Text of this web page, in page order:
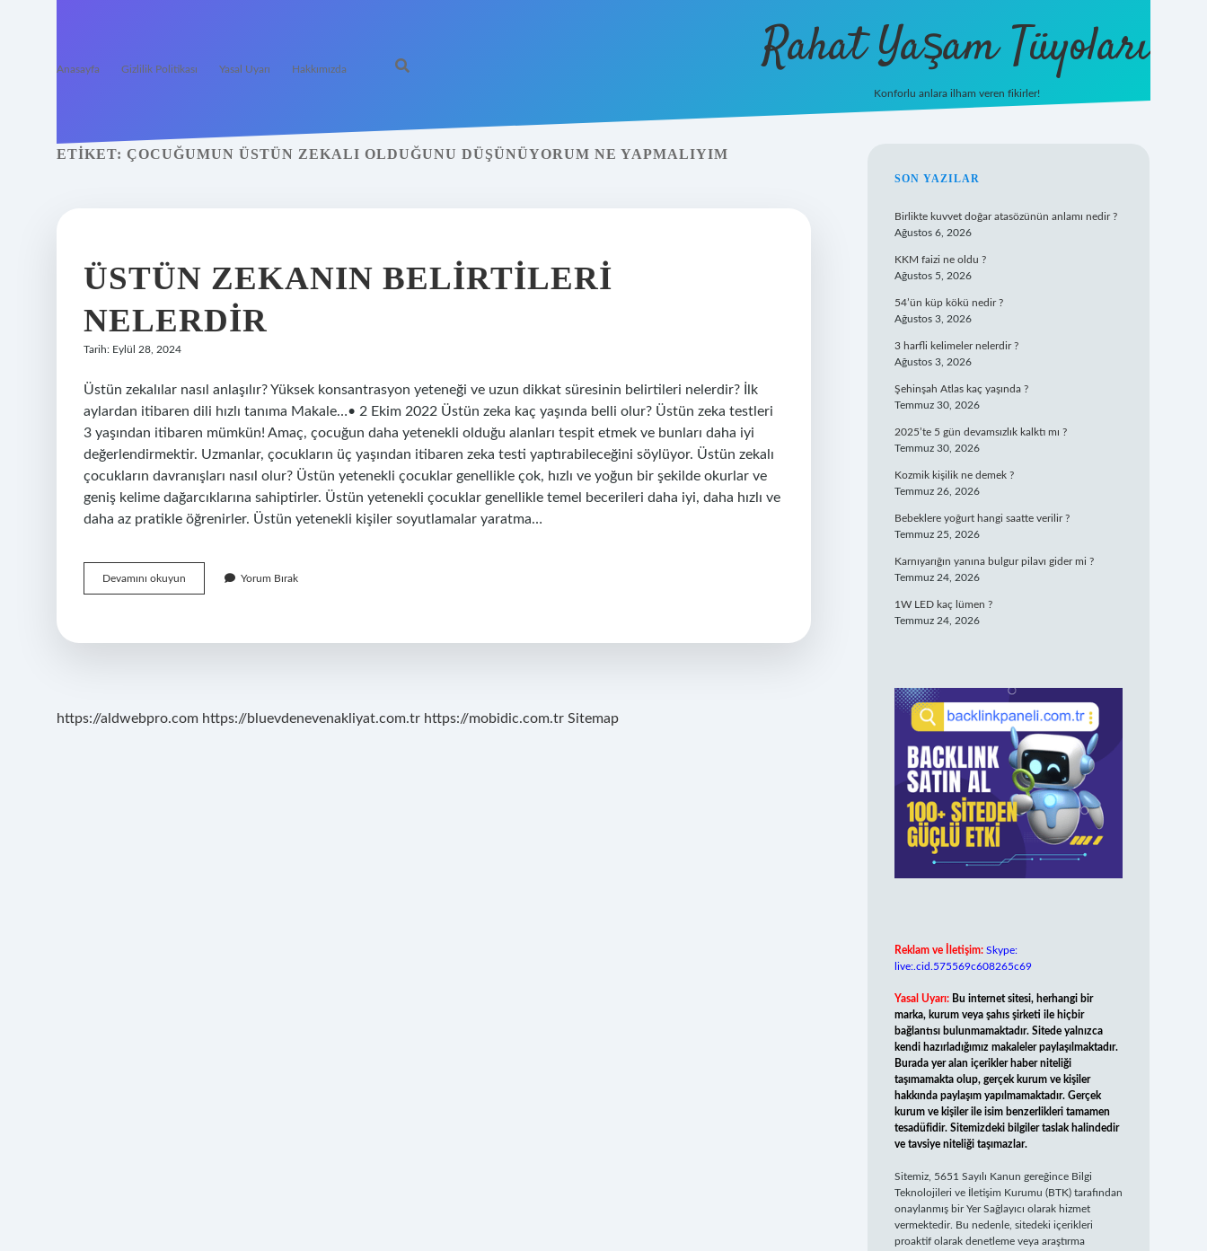
Anasayfa Gizlilik Politikası Yasal Uyarı Hakkımızda Rahat Yaşam Tüyoları
Konforlu anlara ilham veren fikirler!
ETIKET: ÇOCUĞUMUN ÜSTÜN ZEKALI OLDUĞUNU DÜŞÜNÜYORUM NE YAPMALIYIM
ÜSTÜN ZEKANIN BELIRTILERI
NELERDIR
Tarih: Eylül 28, 2024
Üstün zekalılar nasıl anlaşılır? Yüksek konsantrasyon yeteneği ve uzun dikkat süresinin belirtileri nelerdir? İlk
aylardan itibaren dili hızlı tanıma Makale…• 2 Ekim 2022 Üstün zeka kaç yaşında belli olur? Üstün zeka testleri
3 yaşından itibaren mümkün! Amaç, çocuğun daha yetenekli olduğu alanları tespit etmek ve bunları daha iyi
değerlendirmektir. Uzmanlar, çocukların üç yaşından itibaren zeka testi yaptırabileceğini söylüyor. Üstün zekalı
çocukların davranışları nasıl olur? Üstün yetenekli çocuklar genellikle çok, hızlı ve yoğun bir şekilde okurlar ve
geniş kelime dağarcıklarına sahiptirler. Üstün yetenekli çocuklar genellikle temel becerileri daha iyi, daha hızlı ve
daha az pratikle öğrenirler. Üstün yetenekli kişiler soyutlamalar yaratma…
Devamını okuyun
Zekanın
Yorum Bırak
https://aldwebpro.com https://bluevdenevenakliyat.com.tr https://mobidic.com.tr Sitemap
SIDEBAR
SON YAZILAR
Birlikte kuvvet doğar atasözünün anlamı nedir ?
Ağustos 6, 2026
KKM faizi ne oldu ?
Ağustos 5, 2026
54’ün küp kökü nedir ?
Ağustos 3, 2026
3 harfli kelimeler nelerdir ?
Ağustos 3, 2026
Şehinşah Atlas kaç yaşında ?
Temmuz 30, 2026
2025’te 5 gün devamsızlık kalktı mı ?
Temmuz 30, 2026
Kozmik kişilik ne demek ?
Temmuz 26, 2026
Bebeklere yoğurt hangi saatte verilir ?
Temmuz 25, 2026
Karnıyarığın yanına bulgur pilavı gider mi ?
Temmuz 24, 2026
1W LED kaç lümen ?
Temmuz 24, 2026
Reklam ve İletişim: Skype:
live:.cid.575569c608265c69
Yasal Uyarı: Bu internet sitesi, herhangi bir
marka, kurum veya şahıs şirketi ile hiçbir
bağlantısı bulunmamaktadır. Sitede yalnızca
kendi hazırladığımız makaleler paylaşılmaktadır.
Burada yer alan içerikler haber niteliği
taşımamakta olup, gerçek kurum ve kişiler
hakkında paylaşım yapılmamaktadır. Gerçek
kurum ve kişiler ile isim benzerlikleri tamamen
tesadüfidir. Sitemizdeki bilgiler taslak halindedir
ve tavsiye niteliği taşımazlar.
Sitemiz, 5651 Sayılı Kanun gereğince Bilgi
Teknolojileri ve İletişim Kurumu (BTK) tarafından
onaylanmış bir Yer Sağlayıcı olarak hizmet
vermektedir. Bu nedenle, sitedeki içerikleri
proaktif olarak denetleme veya araştırma